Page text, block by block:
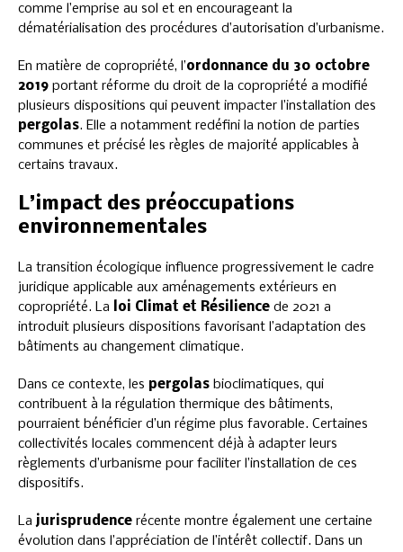
comme l’emprise au sol et en encourageant la
dématérialisation des procédures d’autorisation d’urbanisme.
En matière de copropriété, l’ordonnance du 30 octobre
2019 portant réforme du droit de la copropriété a modifié
plusieurs dispositions qui peuvent impacter l’installation des
pergolas. Elle a notamment redéfini la notion de parties
communes et précisé les règles de majorité applicables à
certains travaux.
L’impact des préoccupations
environnementales
La transition écologique influence progressivement le cadre
juridique applicable aux aménagements extérieurs en
copropriété. La
loi Climat et Résilience de 2021 a
introduit plusieurs dispositions favorisant l’adaptation des
bâtiments au changement climatique.
Dans ce contexte, les pergolas bioclimatiques, qui
contribuent à la régulation thermique des bâtiments,
pourraient bénéficier d’un régime plus favorable. Certaines
collectivités locales commencent déjà à adapter leurs
règlements d’urbanisme pour faciliter l’installation de ces
dispositifs.
La jurisprudence récente montre également une certaine
évolution dans l’appréciation de l’intérêt collectif. Dans un